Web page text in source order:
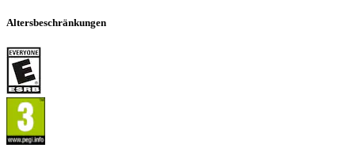
Altersbeschränkungen